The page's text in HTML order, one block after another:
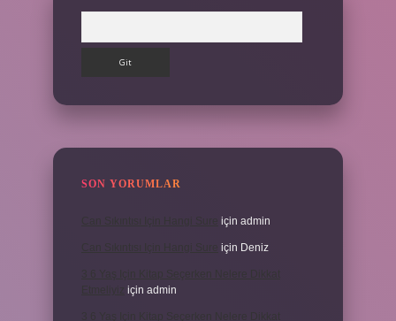
SON YORUMLAR
için admin
için Deniz
için admin